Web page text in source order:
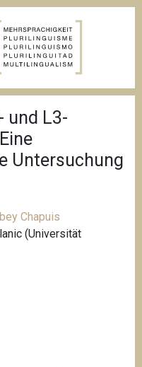
und L3-
Untersuchung
Chapuis
(Universität